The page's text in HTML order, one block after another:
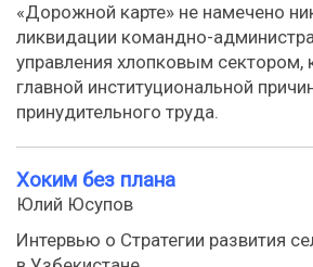
«Дорожной карте» не намечено
ликвидации командно-
управления хлопковым сектором,
главной институциональной
принудительного труда.
Хоким без плана
Юлий Юсупов
Интервью о Стратегии развития